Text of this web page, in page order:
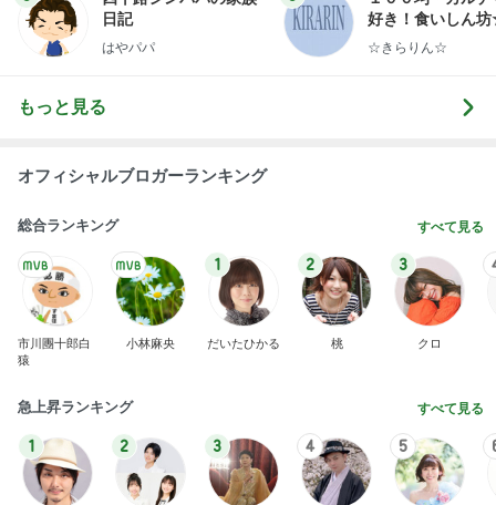
日記
はやパパ
好き！食いしん
らりん☆のブログ
☆きらりん☆
もっと見る
オフィシャルブロガーランキング
総合ランキング すべて見る
市川團十郎白
猿
1 2 3
急上昇ランキング すべて見る
1 2 3 4 5